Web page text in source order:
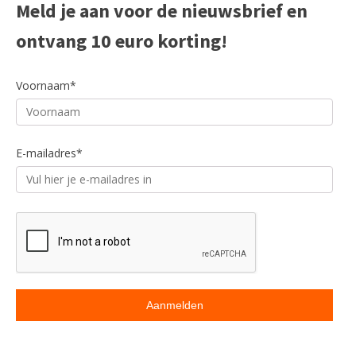
ACCESSOIRES
Meld je aan voor de nieuwsbrief en
ontvang 10 euro korting!
Voornaam*
E-mailadres*